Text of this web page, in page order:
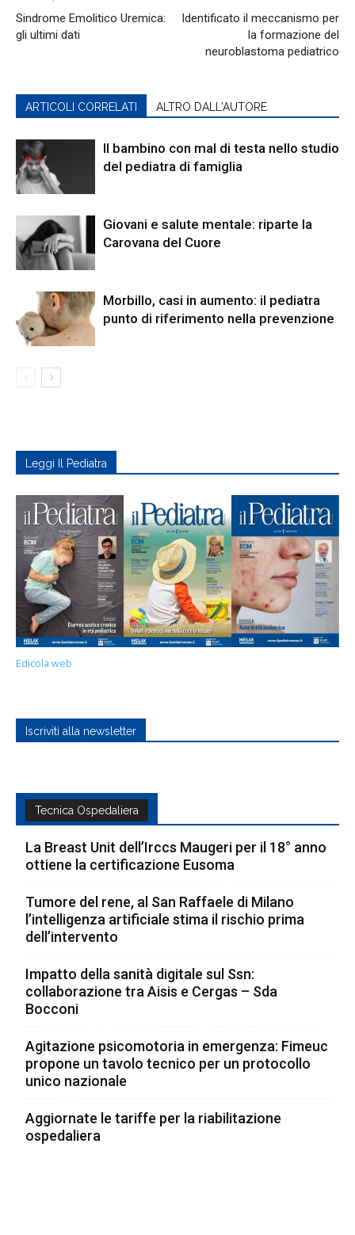
Sindrome Emolitico Uremica:
gli ultimi dati
Identificato il meccanismo per
la formazione del
neuroblastoma pediatrico
ARTICOLI CORRELATI ALTRO DALL'AUTORE
Il bambino con mal di testa nello studio
del pediatra di famiglia
Giovani e salute mentale: riparte la
Carovana del Cuore
Morbillo, casi in aumento: il pediatra
punto di riferimento nella prevenzione
Leggi Il Pediatra
Edicola web
Iscriviti alla newsletter
Tecnica Ospedaliera
La Breast Unit dell’Irccs Maugeri per il 18° anno
ottiene la certificazione Eusoma
Tumore del rene, al San Raffaele di Milano
l’intelligenza artificiale stima il rischio prima
dell’intervento
Impatto della sanità digitale sul Ssn:
collaborazione tra Aisis e Cergas – Sda
Bocconi
Agitazione psicomotoria in emergenza: Fimeuc
propone un tavolo tecnico per un protocollo
unico nazionale
Aggiornate le tariffe per la riabilitazione
ospedaliera